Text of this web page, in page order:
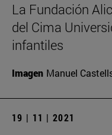
La Fundación
del Cima
infantiles
Imagen Manuel
19 | 11 | 2021